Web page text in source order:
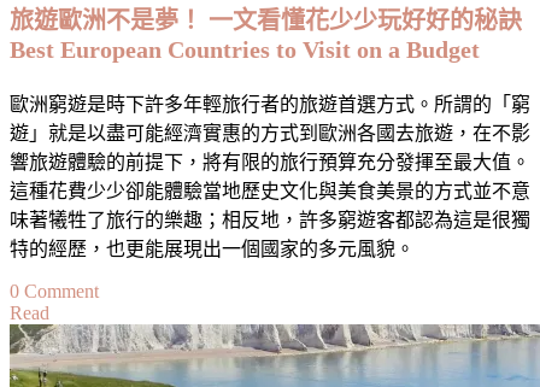
國
家
及
安
全
須
知
The
Safest
Countries
Visit
in
Europe
旅遊歐洲不是夢！ 一文看懂花少少玩好好的秘訣
Best European Countries to Visit on a Budget
歐洲窮遊是時下許多年輕旅行者的旅遊首選方式。所謂的「窮
遊」就是以盡可能經濟實惠的方式到歐洲各國去旅遊，在不影
響旅遊體驗的前提下，將有限的旅行預算充分發揮至最大值。
這種花費少少卻能體驗當地歷史文化與美食美景的方式並不意
味著犧牲了旅行的樂趣；相反地，許多窮遊客都認為這是很獨
特的經歷，也更能展現出一個國家的多元風貌。
0 Commenton
洲
適
Read